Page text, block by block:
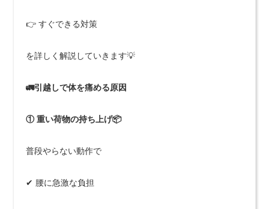
👉 すぐできる対策
を詳しく解説していきます💡
🚛引越しで体を痛める原因
① 重い荷物の持ち上げ📦
普段やらない動作で
✔ 腰に急激な負担